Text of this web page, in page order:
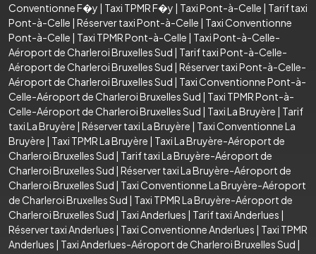
Conventionne F�y | Taxi TPMR F�y | Taxi Pont-à-Celle | Tarif taxi
Pont-à-Celle | Réserver taxi Pont-à-Celle | Taxi Conventionne
Pont-à-Celle | Taxi TPMR Pont-à-Celle | Taxi Pont-à-Celle-
Aéroport de Charleroi Bruxelles Sud | Tarif taxi Pont-à-Celle-
Aéroport de Charleroi Bruxelles Sud | Réserver taxi Pont-à-Celle-
Aéroport de Charleroi Bruxelles Sud | Taxi Conventionne Pont-à-
Celle-Aéroport de Charleroi Bruxelles Sud | Taxi TPMR Pont-à-
Celle-Aéroport de Charleroi Bruxelles Sud | Taxi La Bruyère | Tarif
taxi La Bruyère | Réserver taxi La Bruyère | Taxi Conventionne La
Bruyère | Taxi TPMR La Bruyère | Taxi La Bruyère-Aéroport de
Charleroi Bruxelles Sud | Tarif taxi La Bruyère-Aéroport de
Charleroi Bruxelles Sud | Réserver taxi La Bruyère-Aéroport de
Charleroi Bruxelles Sud | Taxi Conventionne La Bruyère-Aéroport
de Charleroi Bruxelles Sud | Taxi TPMR La Bruyère-Aéroport de
Charleroi Bruxelles Sud | Taxi Anderlues | Tarif taxi Anderlues |
Réserver taxi Anderlues | Taxi Conventionne Anderlues | Taxi TPMR
Anderlues | Taxi Anderlues-Aéroport de Charleroi Bruxelles Sud |